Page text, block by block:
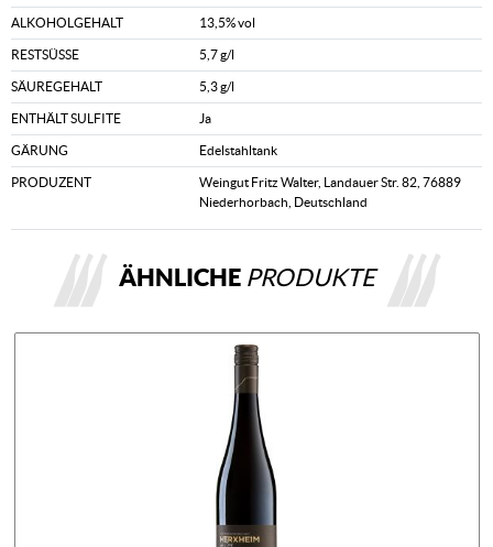
ALKOHOLGEHALT 13,5% vol
RESTSÜSSE 5,7 g/l
SÄUREGEHALT 5,3 g/l
ENTHÄLT SULFITE Ja
GÄRUNG Edelstahltank
PRODUZENT
Weingut Fritz Walter, Landauer Str. 82, 76889
Niederhorbach, Deutschland
ÄHNLICHE PRODUKTE